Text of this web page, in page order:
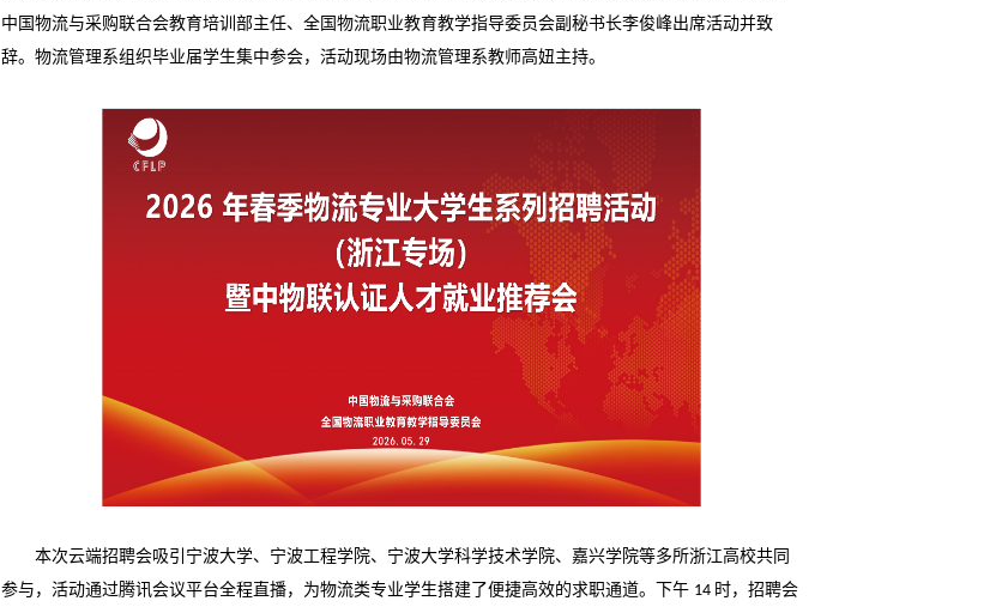
中国物流与采购联合会教育培训部主任、全国物流职业教育教学指导委员会副秘书长李俊峰出席活动并致
辞。物流管理系组织毕业届学生集中参会，活动现场由物流管理系教师高妞主持。
本次云端招聘会吸引宁波大学、宁波工程学院、宁波大学科学技术学院、嘉兴学院等多所浙江高校共同
参与，活动通过腾讯会议平台全程直播，为物流类专业学生搭建了便捷高效的求职通道。下午 14 时，招聘会